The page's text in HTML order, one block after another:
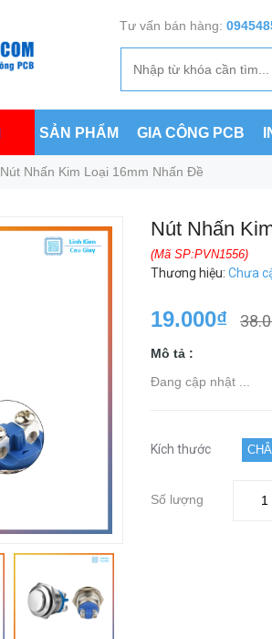
Tư vấn bán hàng:
SẢN PHẨM GIA CÔNG PCB
Nút Nhấn Kim Loại 16mm Nhấn Đề
Nút Nhấn
(Mã SP:PVN1556)
Thương hiệu: Chưa
19.000₫
Mô tả :
Đang cập nhật ...
Kích thước
Số lượng